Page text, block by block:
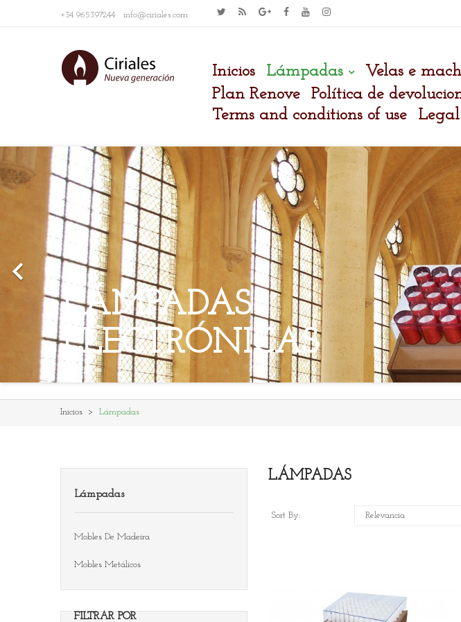
+34 965397244 info@ciriales.com
Inicios Lámpadas Velas e
Plan Renove
Política de
Terms and conditions of use
LÁMPADAS
ELECTRÓNICAS

Inicios Lámpadas
Lámpadas
Mobles De Madeira
Mobles Metálicos
FILTRAR POR
LÁMPADAS
Sort By: Relevancia